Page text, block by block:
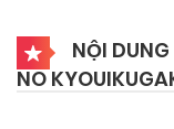
NỘI
NO